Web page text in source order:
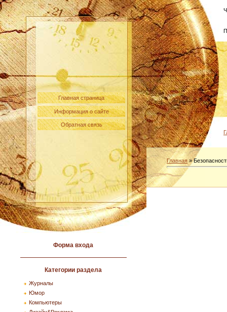
Главная страница
Информация о сайте
Обратная связь
Форма входа
Категории раздела
Журналы
Юмор
Компьютеры
Главная »